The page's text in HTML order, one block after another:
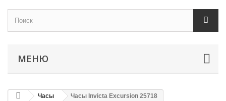
МЕНЮ
Часы Часы Invicta Excursion 25718